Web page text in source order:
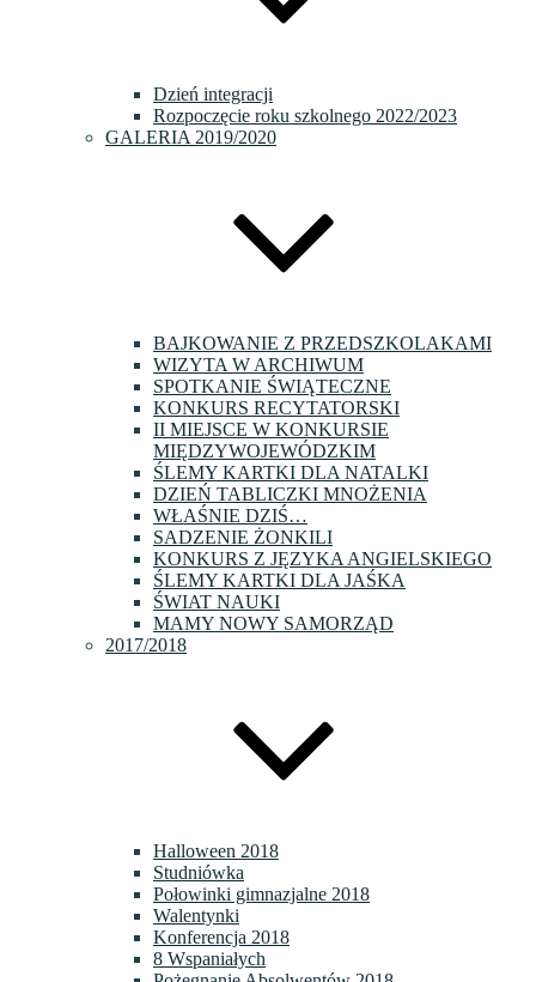
Dzień integracji
Rozpoczęcie roku szkolnego 2022/2023
GALERIA 2019/2020
BAJKOWANIE Z PRZEDSZKOLAKAMI
WIZYTA W ARCHIWUM
SPOTKANIE ŚWIĄTECZNE
KONKURS RECYTATORSKI
II MIEJSCE W KONKURSIE
MIĘDZYWOJEWÓDZKIM
ŚLEMY KARTKI DLA NATALKI
DZIEŃ TABLICZKI MNOŻENIA
WŁAŚNIE DZIŚ…
SADZENIE ŻONKILI
KONKURS Z JĘZYKA ANGIELSKIEGO
ŚLEMY KARTKI DLA JAŚKA
ŚWIAT NAUKI
MAMY NOWY SAMORZĄD
2017/2018
Halloween 2018
Studniówka
Połowinki gimnazjalne 2018
Walentynki
Konferencja 2018
8 Wspaniałych